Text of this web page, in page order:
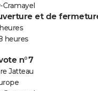
Cramayel
et de
heures
n°7
Jatteau